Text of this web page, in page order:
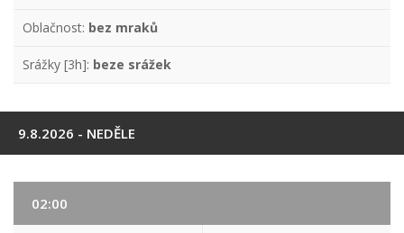
Oblačnost: bez mraků
Srážky [3h]: beze srážek
9.8.2026 - NEDĚLE
02:00